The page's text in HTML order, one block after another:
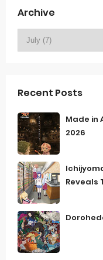
Archive
Recent Posts
Made in
2026
Reveals